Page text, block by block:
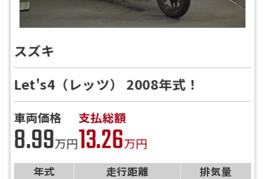
スズキ
Let's4（レッツ） 2008年式！
車両価格
8.99万円
支払総額
13.26万円
年式 走行距離 排気量